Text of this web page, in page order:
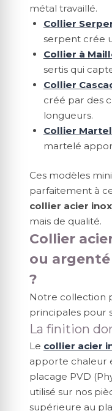
métal travaillé.
Collier
serpent crée
Collier à
sertis qui
Collier
créé par des
longueurs.
Collier
martelé
Ces modèles
parfaitement à
collier acier
mais de qualité.
Collier
ou
?
Notre collection
principales pour
La finition
Le collier acier
apporte chaleur
placage PVD
utilisé sur nos
supérieure au